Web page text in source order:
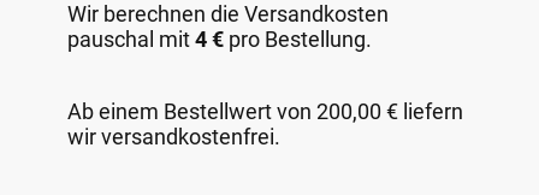
Wir berechnen die Versandkosten
pauschal mit4 € pro Bestellung.
Ab einem Bestellwert von 200,00 € liefern
wir versandkostenfrei.